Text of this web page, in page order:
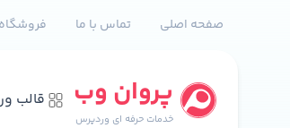
صفحه اصلی تماس با ما فروشگاه
پروان وب
خدمات حرفه ای وردپرس
قالب